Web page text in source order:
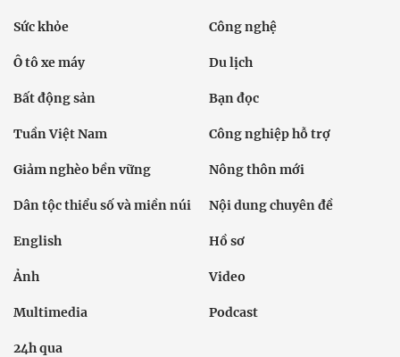
Sức khỏe Công nghệ
Ô tô xe máy Du lịch
Bất động sản Bạn đọc
Tuần Việt Nam Công nghiệp hỗ trợ
Giảm nghèo bền vững Nông thôn mới
Dân tộc thiểu số và miền núi Nội dung chuyên đề
English Hồ sơ
Ảnh Video
Multimedia Podcast
24h qua